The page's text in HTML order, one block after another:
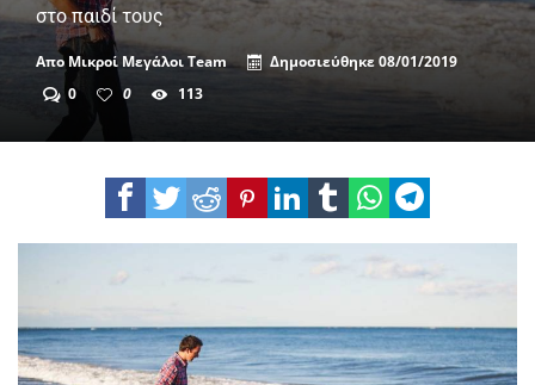
στο παιδί τους
ΑποΜικροί Μεγάλοι Team Δημοσιεύθηκε08/01/2019
0
0 113